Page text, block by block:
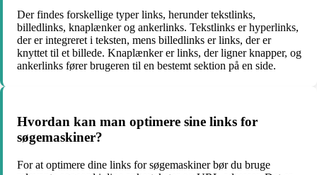
Der findes forskellige typer links, herunder tekstlinks,
billedlinks, knaplænker og ankerlinks. Tekstlinks er hyperlinks,
der er integreret i teksten, mens billedlinks er links, der er
knyttet til et billede. Knaplænker er links, der ligner knapper, og
ankerlinks fører brugeren til en bestemt sektion på en side.
Hvordan kan man optimere sine links for
søgemaskiner?
For at optimere dine links for søgemaskiner bør du bruge